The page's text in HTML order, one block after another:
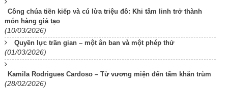
Công chúa tiền kiếp và cú lừa triệu đô: Khi tâm linh trở thành
món hàng giả tạo
(10/03/2026)
Quyền lực trần gian – một ân ban và một phép thử
(01/03/2026)
Kamila Rodrigues Cardoso – Từ vương miện đến tấm khăn trùm
(28/02/2026)